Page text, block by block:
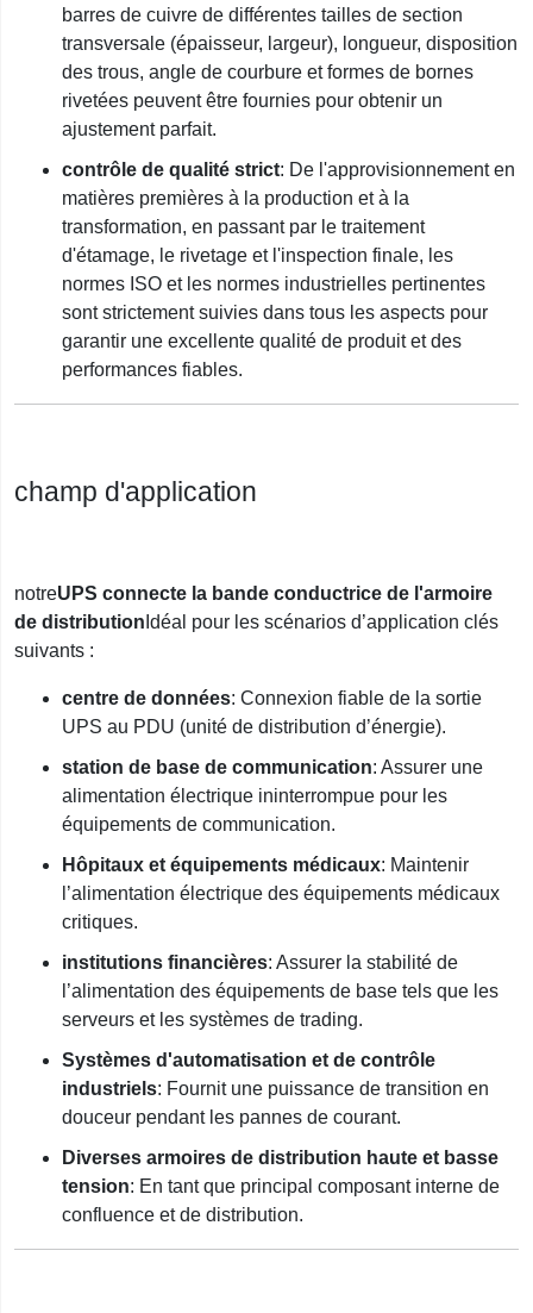
barres de cuivre de différentes tailles de section
transversale (épaisseur, largeur), longueur, disposition
des trous, angle de courbure et formes de bornes
rivetées peuvent être fournies pour obtenir un
ajustement parfait.
contrôle de qualité strict: De l'approvisionnement en
matières premières à la production et à la
transformation, en passant par le traitement
d'étamage, le rivetage et l'inspection finale, les
normes ISO et les normes industrielles pertinentes
sont strictement suivies dans tous les aspects pour
garantir une excellente qualité de produit et des
performances fiables.
champ d'application
notreUPS connecte la bande conductrice de l'armoire
de distribution Idéal pour les scénarios d’application clés
suivants :
centre de données: Connexion fiable de la sortie
UPS au PDU (unité de distribution d’énergie).
station de base de communication: Assurer une
alimentation électrique ininterrompue pour les
équipements de communication.
Hôpitaux et équipements médicaux: Maintenir
l’alimentation électrique des équipements médicaux
critiques.
institutions financières: Assurer la stabilité de
l’alimentation des équipements de base tels que les
serveurs et les systèmes de trading.
Systèmes d'automatisation et de contrôle
industriels: Fournit une puissance de transition en
douceur pendant les pannes de courant.
Diverses armoires de distribution haute et basse
tension: En tant que principal composant interne de
confluence et de distribution.